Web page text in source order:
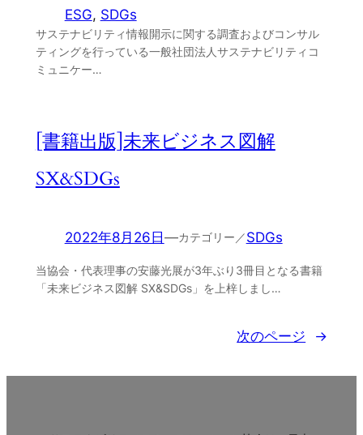
ESG, SDGs
サステナビリティ情報開示に関する調査およびコンサル
ティングを行っている一般社団法人サステナビリティコ
ミュニケー…
[書籍出版]未来ビジネス図解
SX&SDGs
2022年8月26日—カテゴリー／SDGs
当協会・代表理事の安藤光展が3年ぶり3冊目となる書籍
「未来ビジネス図解 SX&SDGs」を上梓しまし…
次のページ →